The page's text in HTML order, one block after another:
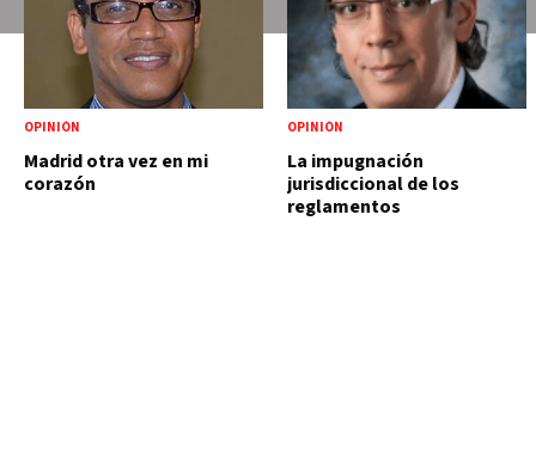
OPINIÓN
Madrid otra vez en mi
corazón
OPINIÓN
La impugnación
jurisdiccional de los
reglamentos